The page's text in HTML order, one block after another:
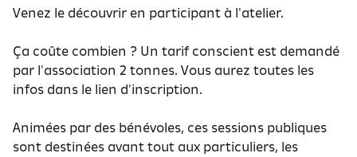
Venez le découvrir en participant à l'atelier.
Ça coûte combien ? Un tarif conscient est demandé
par l'association 2 tonnes. Vous aurez toutes les
infos dans le lien d'inscription.
Animées par des bénévoles, ces sessions publiques
sont destinées avant tout aux particuliers, les